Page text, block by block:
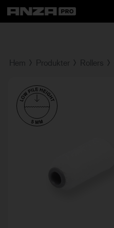
Hem Produkter Rollers